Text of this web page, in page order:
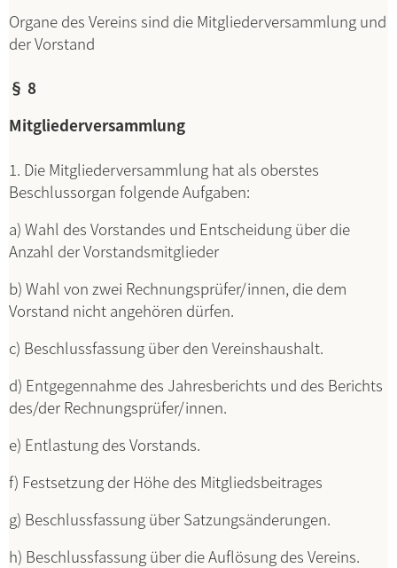
Organe des Vereins sind die Mitgliederversammlung und
der Vorstand
§ 8
Mitgliederversammlung
1. Die Mitgliederversammlung hat als oberstes
Beschlussorgan folgende Aufgaben:
a) Wahl des Vorstandes und Entscheidung über die
Anzahl der Vorstandsmitglieder
b) Wahl von zwei Rechnungsprüfer/innen, die dem
Vorstand nicht angehören dürfen.
c) Beschlussfassung über den Vereinshaushalt.
d) Entgegennahme des Jahresberichts und des Berichts
des/der Rechnungsprüfer/innen.
e) Entlastung des Vorstands.
f) Festsetzung der Höhe des Mitgliedsbeitrages
g) Beschlussfassung über Satzungsänderungen.
h) Beschlussfassung über die Auflösung des Vereins.